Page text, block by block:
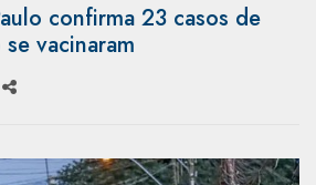
confirma 23 casos de
vacinaram